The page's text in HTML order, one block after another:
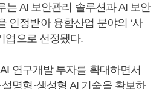
는 AI 보안관리 솔루션과 AI 보안
인정받아 융합산업 분야의 ‘사
업으로 선정됐다.
연구개발 투자를 확대하면서
명형·생성형 AI 기술을 확보하